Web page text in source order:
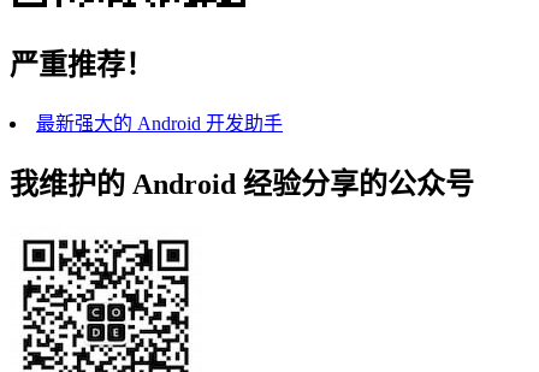
严重推荐！
最新强大的 Android 开发助手
我维护的 Android 经验分享的公众号